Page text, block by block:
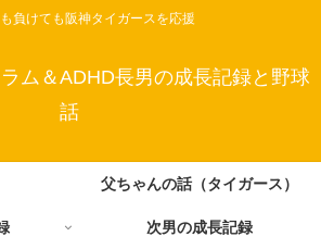
負けても阪神タイガースを応援
ム＆ADHD長男の成長記録と野球
話
父ちゃんの話（タイガース）
次男の成長記録